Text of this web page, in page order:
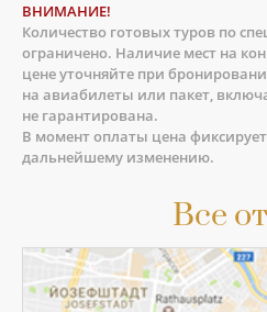
Все
ВНИМАНИЕ!
Количество готовых туров по
ограничено. Наличие мест на
цене уточняйте при
на авиабилеты или пакет,
не гарантирована.
В момент оплаты цена
дальнейшему изменению.